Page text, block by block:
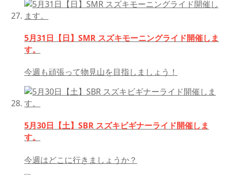
5月31日【日】SMR スズキモーニングライド開催しま
す。
今週も頑張って物見山を目指しましょう！
5月30日【土】SBR スズキビギナーライド開催しま
す。
今週はどこに行きましょうか？